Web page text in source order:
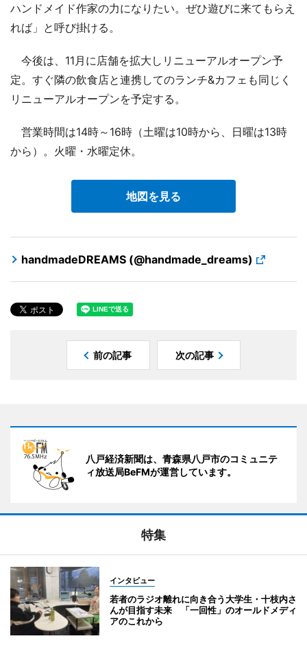
ハンドメイド作家の力になりたい。ぜひ遊びに来てもらえ
れば」と呼び掛ける。
今後は、11月に店舗を拡大しリニューアルオープン予
定。すぐ隣の飲食店と連携してのランチ&カフェも同じく
リニューアルオープンを予定する。
営業時間は14時～16時（土曜は10時から、日曜は13時
から）。火曜・水曜定休。
地図を見る
handmadeDREAMS (@handmade_dreams)
前の記事 次の記事
八戸経済新聞は、青森県八戸市のコミュニテ
ィ放送局BeFMが運営しています。
特集
インタビュー
若者のラジオ離れに向き合う大学生・十枝内さ
んが目指す未来 「一回性」のオールドメディ
アのこれから